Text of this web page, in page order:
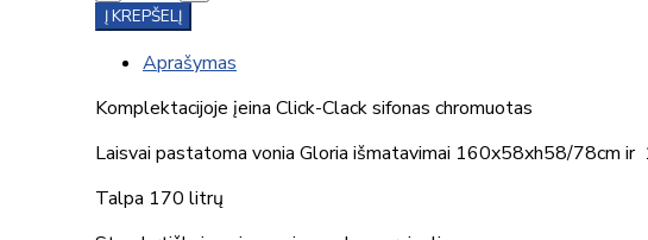
Į KREPŠELĮ
Aprašymas
Komplektacijoje įeina Click-Clack sifonas chromuotas
Laisvai pastatoma vonia Gloria išmatavimai 160x58xh58/78cm
Talpa 170 litrų